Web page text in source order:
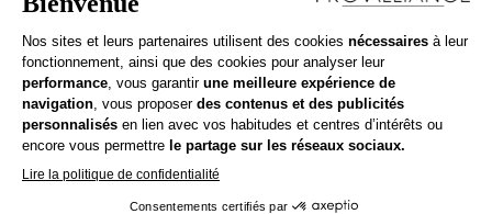
Maniatis Paris
Cosmo
BrainWash
Llongueras
Interview
L'Atelier Intermède
Yes
Team Kappers